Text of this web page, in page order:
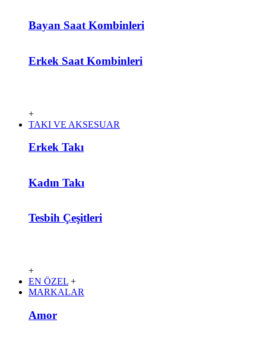
Bayan Saat Kombinleri
Erkek Saat Kombinleri
+
TAKI VE AKSESUAR
Erkek Takı
Kadın Takı
Tesbih Çeşitleri
+
EN ÖZEL +
MARKALAR
Amor